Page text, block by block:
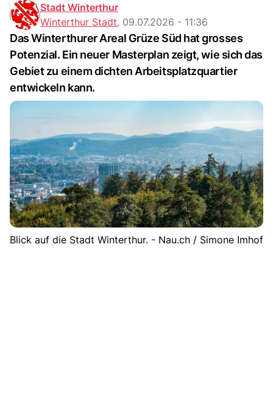
Stadt Winterthur
Winterthur Stadt, 09.07.2026 - 11:36
Das Winterthurer Areal Grüze Süd hat grosses
Potenzial. Ein neuer Masterplan zeigt, wie sich das
Gebiet zu einem dichten Arbeitsplatzquartier
entwickeln kann.
Blick auf die Stadt Winterthur. - Nau.ch / Simone Imhof